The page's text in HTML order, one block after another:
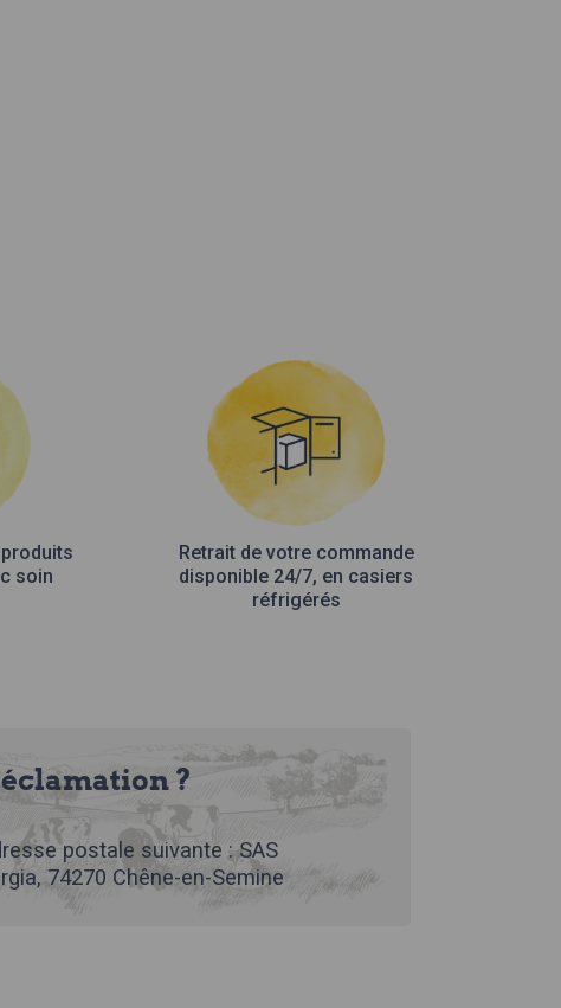
soin
Retrait de votre commande
disponible 24/7, en casiers
réfrigérés
?
postale suivante : SAS
74270 Chêne-en-Semine